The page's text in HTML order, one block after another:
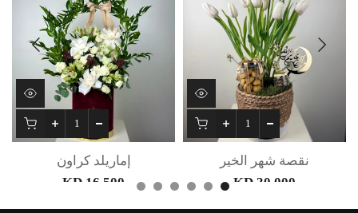
نقصة شهر الخير
30.000 KD
إماريلد كراون
16.500 KD